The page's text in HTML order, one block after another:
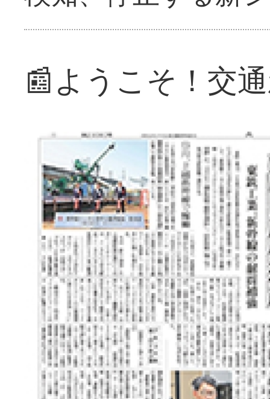
📰ようこそ！交